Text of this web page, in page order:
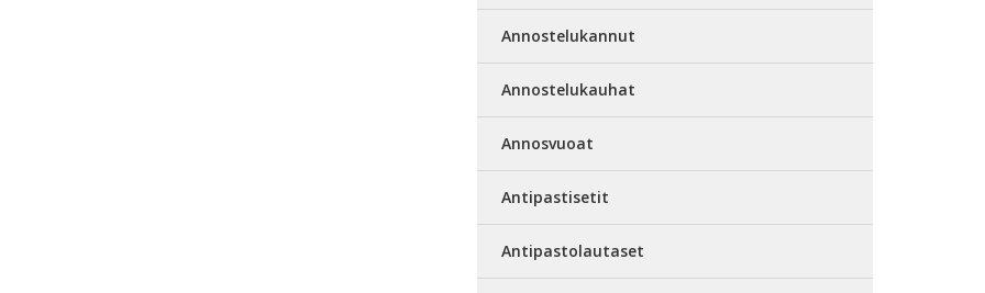
Annostelukannut
Annostelukauhat
Annosvuoat
Antipastisetit
Antipastolautaset